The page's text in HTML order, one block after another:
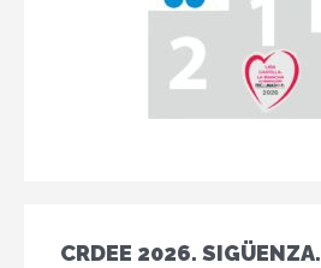
CRDEE 2026. SIGÜENZA.